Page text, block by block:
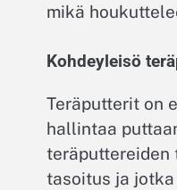
mikä
Kohdeyleisö
Teräputterit on
hallintaa
tasoitus ja